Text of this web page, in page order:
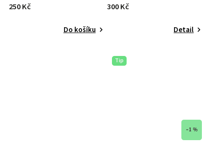
250 Kč
Do košíku
300 Kč
Detail
Tip
–1 %